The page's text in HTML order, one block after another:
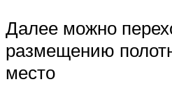
Далее можно
размещению
место